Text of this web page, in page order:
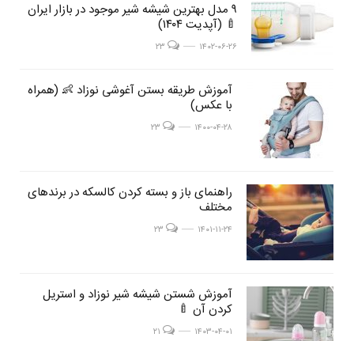
post
image
۹ مدل بهترین شیشه شیر موجود در بازار ایران
🍼 (آپدیت ۱۴۰۴) post
image ۱۴۰۲-۰۶-۲۶ post image
post
image
آموزش طریقه بستن آغوشی نوزاد 👶 (همراه
با عکس)post
image ۱۴۰۰-۰۴-۲۸ post image
post
image
راهنمای باز و بسته کردن کالسکه در برندهای
مختلفpost
image۱۴۰۱-۱۱-۲۴ post image
post
image
آموزش شستن شیشه شیر نوزاد و استریل
کردن آن 🍼
image ۱۴۰۳-۰۴-۰۱ post image